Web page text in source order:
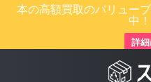
本の高額買取のバリュー
中
詳